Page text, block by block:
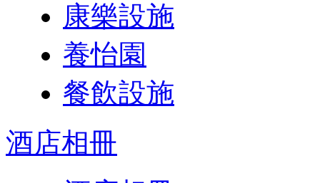
康樂設施
養怡園
餐飲設施
酒店相冊